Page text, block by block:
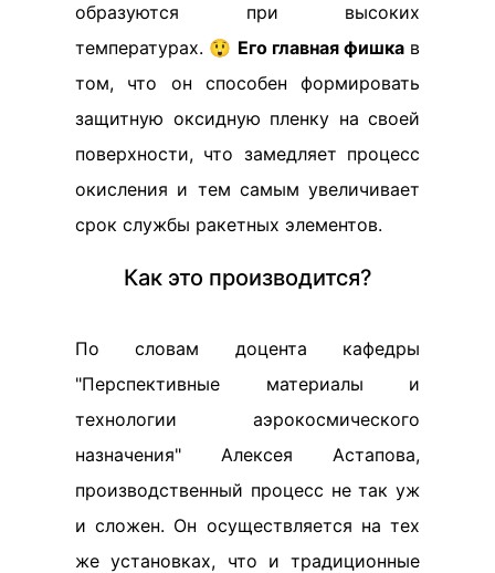
образуются при высоких
температурах. 😲 Его главная фишкав
том, что он способен формировать
защитную оксидную пленку на своей
поверхности, что замедляет процесс
окисления и тем самым увеличивает
срок службы ракетных элементов.
Как это производится?
По словам доцента кафедры
"Перспективные материалы и
технологии аэрокосмического
назначения" Алексея Астапова,
производственный процесс не так уж
и сложен. Он осуществляется на тех
же установках, что и традиционные